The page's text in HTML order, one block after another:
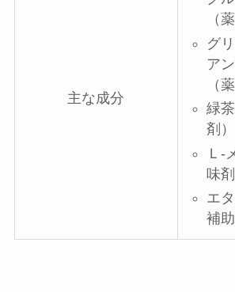
主な成分
（
グ
ア
（
緑
剤）
Ｌ-
味剤
エ
補助